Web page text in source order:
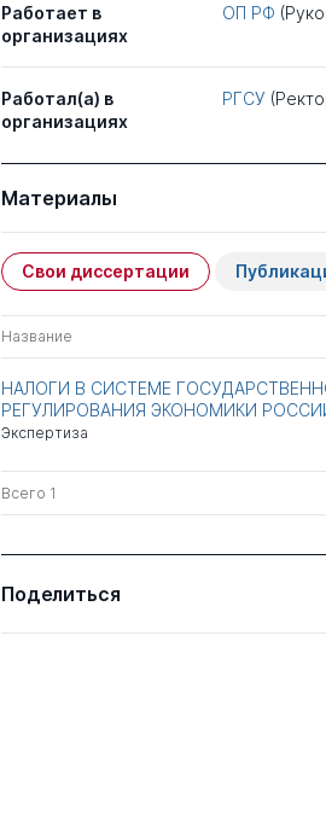
Работает в
организациях
ОП РФ
Работал(а) в
организациях
РГСУ
Материалы
Свои диссертации
Название
НАЛОГИ В СИСТЕМЕ
РЕГУЛИРОВАНИЯ ЭКОНОМИКИ
Экспертиза
Всего 1
Поделиться